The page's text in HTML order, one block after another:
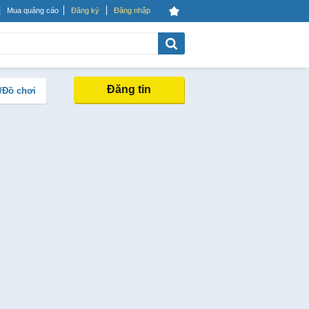
Mua quảng cáo Đăng ký Đăng nhập
Đồ chơi Đăng tin